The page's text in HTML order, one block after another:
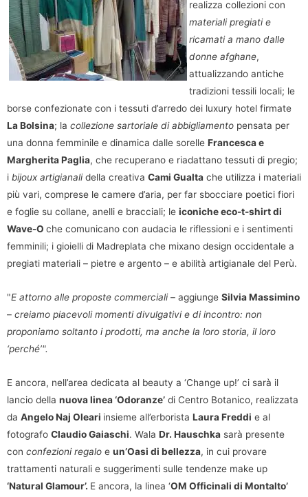
realizza collezioni con
materiali pregiati e
ricamati a mano dalle
donne afghane,
attualizzando antiche
tradizioni tessili locali; le
borse confezionate con i tessuti d’arredo dei luxury hotel firmate
La Bolsina; la collezione sartoriale di abbigliamento pensata per
una donna femminile e dinamica dalle sorelle Francesca e
Margherita Paglia, che recuperano e riadattano tessuti di pregio;
i bijoux artigianalidella creativa Cami Gualta che utilizza i materiali
più vari, comprese le camere d’aria, per far sbocciare poetici fiori
e foglie su collane, anelli e bracciali; le iconiche eco-t-shirt di
Wave-O che comunicano con audacia le riflessioni e i sentimenti
femminili; i gioielli di Madreplata che mixano design occidentale a
pregiati materiali – pietre e argento – e abilità artigianale del Perù.
"E attorno alle proposte commerciali– aggiunge Silvia Massimino
– creiamo piacevoli momenti divulgativi e di incontro: non
proponiamo soltanto i prodotti, ma anche la loro storia, il loro
‘perché’".
E ancora, nell’area dedicata al beauty a ‘Change up!’ ci sarà il
lancio della nuova linea ‘Odoranze’ di Centro Botanico, realizzata
da Angelo Naj Oleari insieme all’erborista Laura Freddi e al
fotografo Claudio Gaiaschi. Wala Dr. Hauschka sarà presente
con confezioni regalo e un’Oasi di bellezza, in cui provare
trattamenti naturali e suggerimenti sulle tendenze make up
‘Natural Glamour’. E ancora, la linea ‘OM Officinali di Montalto’